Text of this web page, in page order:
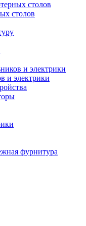
столов
и электрики
фурнитура